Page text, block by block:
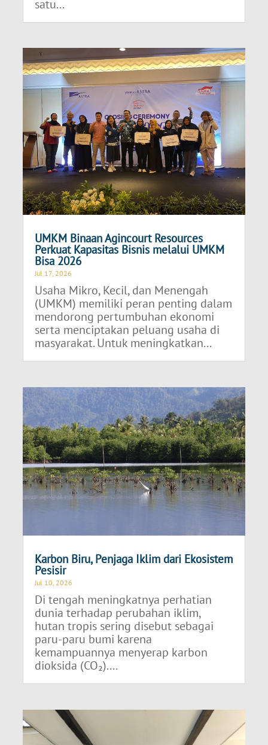
satu...
UMKM Binaan Agincourt Resources
Perkuat Kapasitas Bisnis melalui UMKM
Bisa 2026
Jul 17, 2026
Usaha Mikro, Kecil, dan Menengah
(UMKM) memiliki peran penting dalam
mendorong pertumbuhan ekonomi
serta menciptakan peluang usaha di
masyarakat. Untuk meningkatkan...
Karbon Biru, Penjaga Iklim dari Ekosistem
Pesisir
Jul 10, 2026
Di tengah meningkatnya perhatian
dunia terhadap perubahan iklim,
hutan tropis sering disebut sebagai
paru-paru bumi karena
kemampuannya menyerap karbon
dioksida (CO₂)....